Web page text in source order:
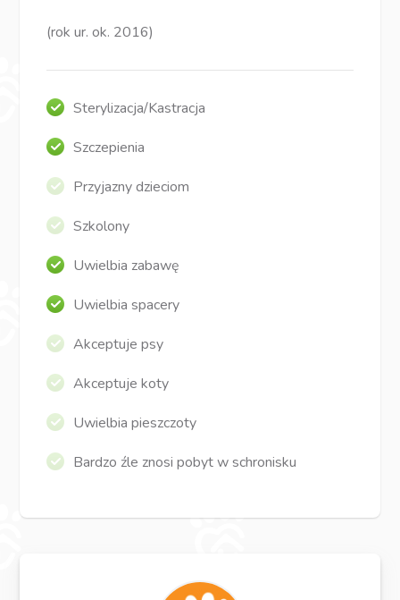
(rok ur. ok. 2016)
Sterylizacja/Kastracja
Szczepienia
Przyjazny dzieciom
Szkolony
Uwielbia zabawę
Uwielbia spacery
Akceptuje psy
Akceptuje koty
Uwielbia pieszczoty
Bardzo źle znosi pobyt w schronisku